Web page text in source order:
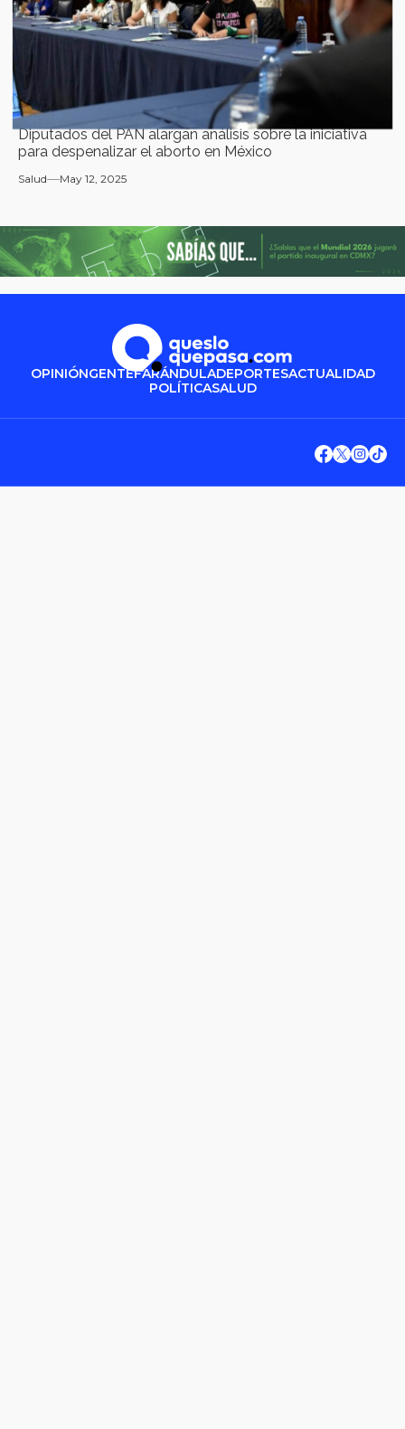
Diputados del PAN alargan análisis sobre la iniciativa
para despenalizar el aborto en México
Salud May 12, 2025
OPINIÓNGENTEFARÁNDULADEPORTESACTUALIDAD
POLÍTICASALUD